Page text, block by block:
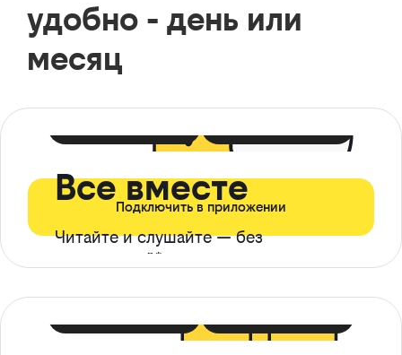
удобно - день или
месяц
Все вместе
Читайте и слушайте — без
ограничений*
Подключить в приложении